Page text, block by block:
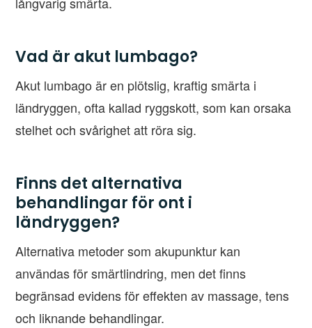
Vad är akut lumbago?
Akut lumbago är en plötslig, kraftig smärta i
ländryggen, ofta kallad ryggskott, som kan orsaka
stelhet och svårighet att röra sig.
Finns det alternativa
behandlingar för ont i
ländryggen?
Alternativa metoder som akupunktur kan
användas för smärtlindring, men det finns
begränsad evidens för effekten av massage, tens
och liknande behandlingar.